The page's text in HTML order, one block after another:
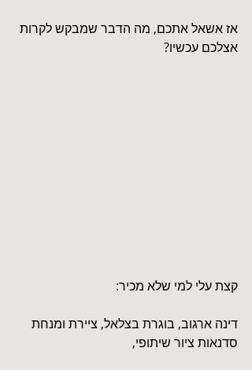
אז אשאל אתכם, מה הדבר שמבקש לקרות
אצלכם עכשיו?
קצת עלי למי שלא מכיר:
דינה ארגוב, בוגרת בצלאל, ציירת ומנחת
סדנאות ציור שיתופי,